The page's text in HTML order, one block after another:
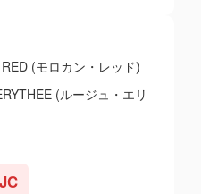
(モロカン・レッド)
(ルージュ・エリ